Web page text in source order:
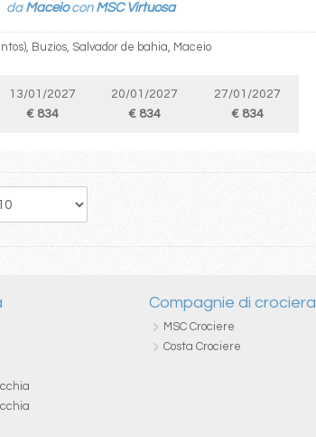
da Maceiocon MSC Virtuosa
Buzios, Salvador de bahia, Maceio
13/01/2027
€ 834
20/01/2027
€ 834
27/01/2027
€ 834
6
Compagnie di crociera
MSC Crociere
Costa Crociere